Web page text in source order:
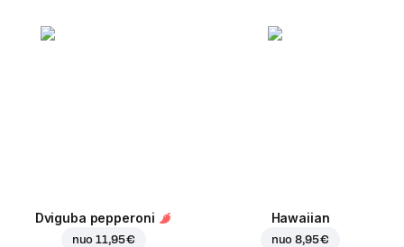
Dviguba pepperoni
nuo11,95 €
Hawaiian
nuo8,95 €